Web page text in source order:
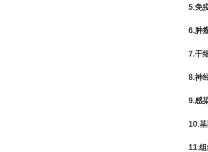
5.免
6.肿
7.干
8.神
9.感
10.
11.